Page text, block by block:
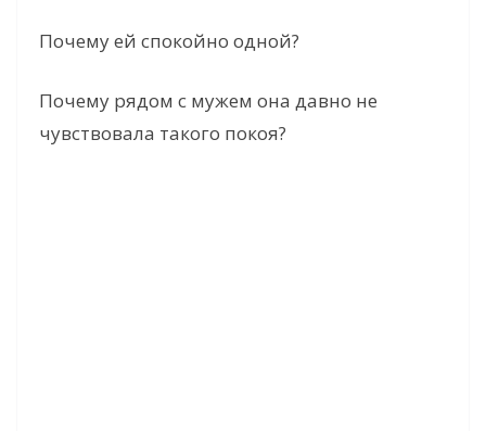
Почему ей спокойно одной?
Почему рядом с мужем она давно не
чувствовала такого покоя?